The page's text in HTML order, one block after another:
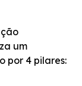
um
por 4 pilares: